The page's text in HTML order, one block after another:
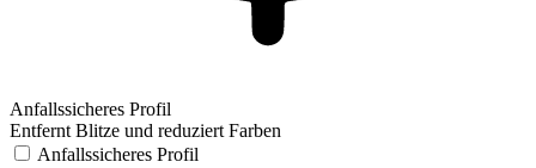
Anfallssicheres Profil
Entfernt Blitze und reduziert Farben
Anfallssicheres Profil